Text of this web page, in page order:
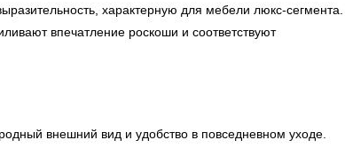
характерную для мебели люкс-сегмента.
впечатление роскоши и соответствуют
внешний вид и удобство в повседневном уходе.